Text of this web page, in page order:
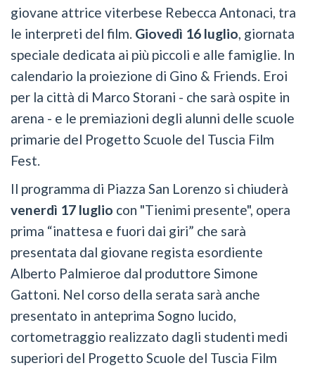
giovane attrice viterbese Rebecca Antonaci, tra
le interpreti del film. Giovedì 16 luglio, giornata
speciale dedicata ai più piccoli e alle famiglie. In
calendario la proiezione di Gino & Friends. Eroi
per la città di Marco Storani - che sarà ospite in
arena - e le premiazioni degli alunni delle scuole
primarie del Progetto Scuole del Tuscia Film
Fest.
Il programma di Piazza San Lorenzo si chiuderà
venerdì 17 luglio con "Tienimi presente", opera
prima “inattesa e fuori dai giri” che sarà
presentata dal giovane regista esordiente
Alberto Palmieroe dal produttore Simone
Gattoni. Nel corso della serata sarà anche
presentato in anteprima Sogno lucido,
cortometraggio realizzato dagli studenti medi
superiori del Progetto Scuole del Tuscia Film